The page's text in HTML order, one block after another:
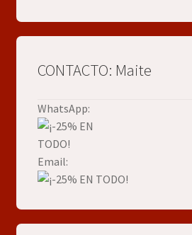
CONTACTO: Maite
WhatsApp:
Email: